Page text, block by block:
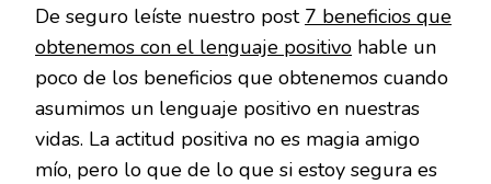
De seguro leíste nuestro post 7 beneficios que
obtenemos con el lenguaje positivo hable un
poco de los beneficios que obtenemos cuando
asumimos un lenguaje positivo en nuestras
vidas. La actitud positiva no es magia amigo
mío, pero lo que de lo que si estoy segura es